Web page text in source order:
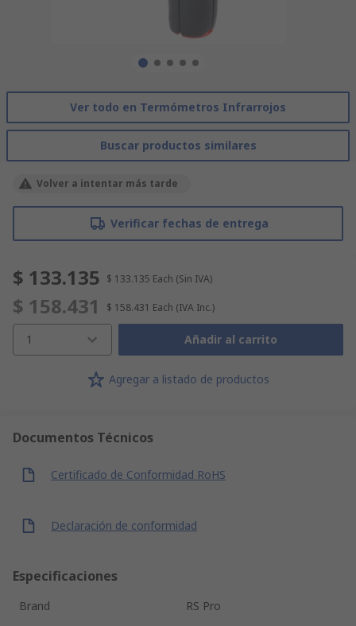
Ver todo en Termómetros Infrarrojos
Buscar productos similares
Volver a intentar más tarde
Verificar fechas de entrega
$ 133.135 $ 133.135 Each (Sin IVA)
$ 158.431 $ 158.431 Each (IVA Inc.)
1 Añadir al carrito
Agregar a listado de productos
Documentos Técnicos
Certificado de Conformidad RoHS
Declaración de conformidad
Especificaciones
Brand
RS Pro